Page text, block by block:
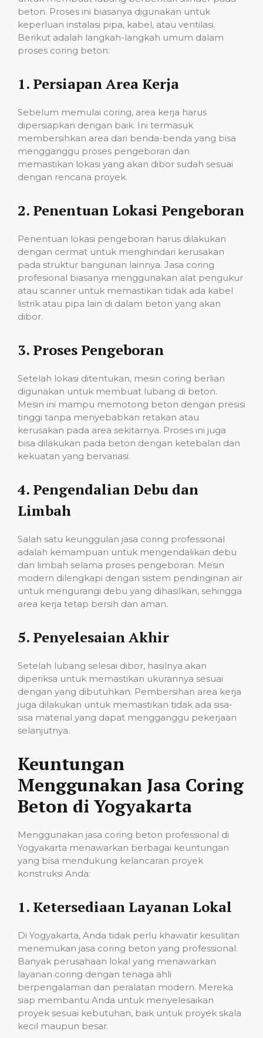
beton. Proses ini biasanya digunakan untuk
keperluan instalasi pipa, kabel, atau ventilasi.
Berikut adalah langkah-langkah umum dalam
proses coring beton:
1. Persiapan Area Kerja
Sebelum memulai coring, area kerja harus
dipersiapkan dengan baik. Ini termasuk
membersihkan area dari benda-benda yang bisa
mengganggu proses pengeboran dan
memastikan lokasi yang akan dibor sudah sesuai
dengan rencana proyek.
2. Penentuan Lokasi Pengeboran
Penentuan lokasi pengeboran harus dilakukan
dengan cermat untuk menghindari kerusakan
pada struktur bangunan lainnya. Jasa coring
profesional biasanya menggunakan alat pengukur
atau scanner untuk memastikan tidak ada kabel
listrik atau pipa lain di dalam beton yang akan
dibor.
3. Proses Pengeboran
Setelah lokasi ditentukan, mesin coring berlian
digunakan untuk membuat lubang di beton.
Mesin ini mampu memotong beton dengan presisi
tinggi tanpa menyebabkan retakan atau
kerusakan pada area sekitarnya. Proses ini juga
bisa dilakukan pada beton dengan ketebalan dan
kekuatan yang bervariasi.
4. Pengendalian Debu dan
Limbah
Salah satu keunggulan jasa coring professional
adalah kemampuan untuk mengendalikan debu
dan limbah selama proses pengeboran. Mesin
modern dilengkapi dengan sistem pendinginan air
untuk mengurangi debu yang dihasilkan, sehingga
area kerja tetap bersih dan aman.
5. Penyelesaian Akhir
Setelah lubang selesai dibor, hasilnya akan
diperiksa untuk memastikan ukurannya sesuai
dengan yang dibutuhkan. Pembersihan area kerja
juga dilakukan untuk memastikan tidak ada sisa-
sisa material yang dapat mengganggu pekerjaan
selanjutnya.
Keuntungan
Menggunakan Jasa Coring
Beton di Yogyakarta
Menggunakan jasa coring beton professional di
Yogyakarta menawarkan berbagai keuntungan
yang bisa mendukung kelancaran proyek
konstruksi Anda:
1. Ketersediaan Layanan Lokal
Di Yogyakarta, Anda tidak perlu khawatir kesulitan
menemukan jasa coring beton yang professional.
Banyak perusahaan lokal yang menawarkan
layanan coring dengan tenaga ahli
berpengalaman dan peralatan modern. Mereka
siap membantu Anda untuk menyelesaikan
proyek sesuai kebutuhan, baik untuk proyek skala
kecil maupun besar.